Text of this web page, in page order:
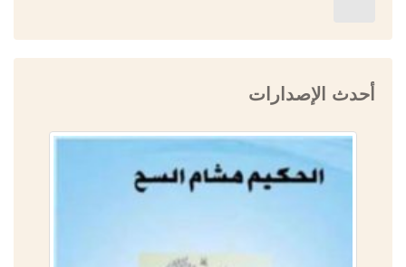
أحدث الإصدارات